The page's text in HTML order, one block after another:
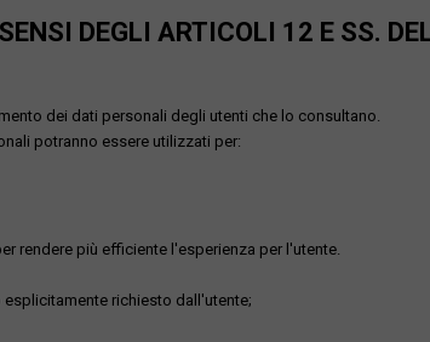
DEGLI ARTICOLI 12 E SS.
dei dati personali degli utenti che lo consultano.
potranno essere utilizzati per:
rendere più efficiente l'esperienza per l'utente.
richiesto dall'utente;